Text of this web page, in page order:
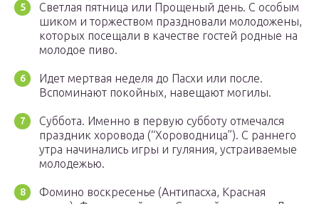
Светлая пятница или Прощеный день. С особым
шиком и торжеством праздновали молодожены,
которых посещали в качестве гостей родные на
молодое пиво.
Идет мертвая неделя до Пасхи или после.
Вспоминают покойных, навещают могилы.
Суббота. Именно в первую субботу отмечался
праздник хоровода (“Хороводница”). С раннего
утра начинались игры и гуляния, устраиваемые
молодежью.
Фомино воскресенье (Антипасха, Красная